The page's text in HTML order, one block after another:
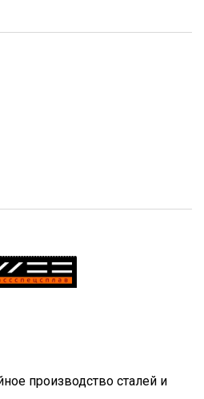
производство сталей и